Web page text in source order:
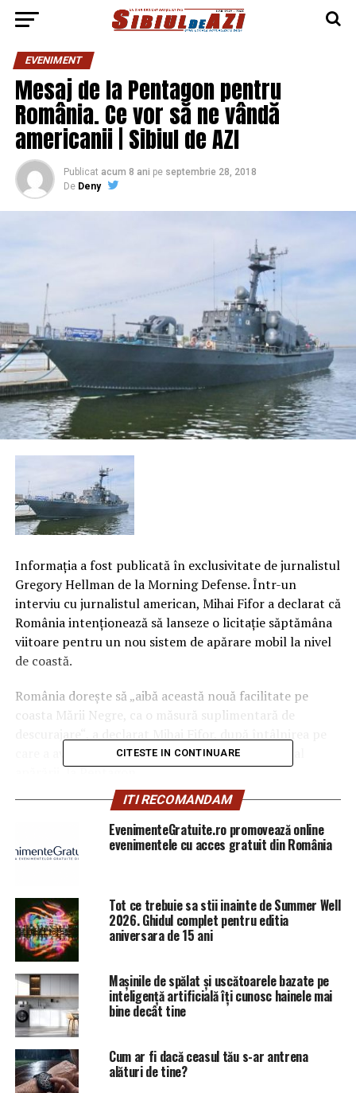
EVENIMENT
Mesaj de la Pentagon pentru
România. Ce vor să ne vândă
americanii | Sibiul de AZI
Publicat acum 8 ani pe septembrie 28, 2018
De Deny
Informaţia a fost publicată în exclusivitate de jurnalistul
Gregory Hellman de la Morning Defense. Într-un
interviu cu jurnalistul american, Mihai Fifor a declarat că
România intenţionează să lanseze o licitaţie săptămâna
viitoare pentru un nou sistem de apărare mobil la nivel
de coastă.
România doreşte să „aibă această nouă facilitate pe
coasta Mării Negre, ca o măsură suplimentară de
care a avut-o cu Jim Mattis, secretarul american al
apărării, la Pentagon.
Bateriile ar putea fi instalate şi la bordul corvetelor pe
care România intenţionează să le achiziţioneze, a mai
spus ministrul.
putea obţine contractul estimat la peste 150 de
milioane de dolari.
ARTICOLE PE ACEIASI TEMA:
URMATORUL
Lovitură de teatru! Carmen Dan REMANIATĂ! Cui i-ar fi
promis Liviu Dragnea funcția de ministru al MAI (SURSE)
| Sibiul de AZI
NU RATATI
LEGEA care îi dă planurile PESTE CAP! | Sibiul de AZI
CITESTE IN CONTINUARE
ITI RECOMANDAM
EvenimenteGratuite.ro promovează online
evenimentele cu acces gratuit din România
Tot ce trebuie sa stii inainte de Summer Well
2026. Ghidul complet pentru editia
aniversara de 15 ani
Mașinile de spălat și uscătoarele bazate pe
inteligență artificială îți cunosc hainele mai
bine decât tine
Cum ar fi dacă ceasul tău s-ar antrena
alături de tine?